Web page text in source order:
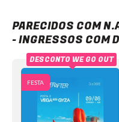
PARECIDOS COM
- INGRESSOS COM
FESTA
DESCONTO WE GO OUT